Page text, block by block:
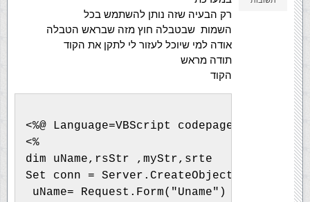
רק הבעיה שזה נותן להשתמש בכל
השמות שבטבלה חוץ מזה שבראש הטבלה
אודה למי שיוכל לעזור לי לתקן את הקוד
תודה מראש
הקוד
<%@ Language=VBScript codepage=1255%>
<%
dim uName,rsStr ,myStr,srte
Set conn =
uName= Request.Form("Uname")